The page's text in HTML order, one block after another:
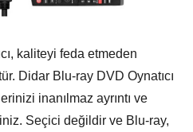
kaliteyi feda etmeden
Didar Blu-ray DVD Oynatıcı
inanılmaz ayrıntı ve
Seçici değildir ve Blu-ray,